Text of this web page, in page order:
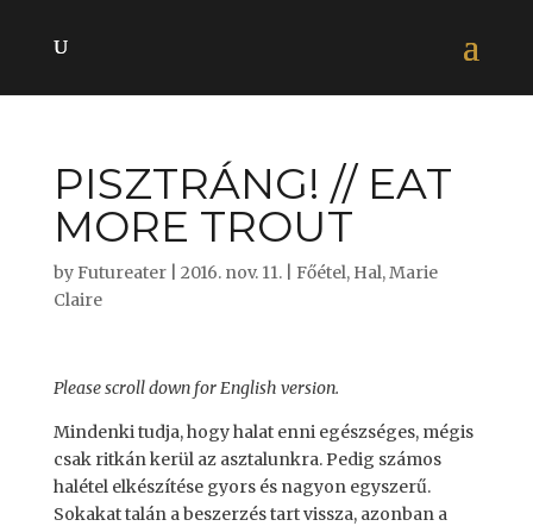
PISZTRÁNG! // EAT
MORE TROUT
by Futureater| 2016. nov. 11.| Főétel, Hal,Marie
Claire
Please scroll down for English version.
Mindenki tudja, hogy halat enni egészséges, mégis
csak ritkán kerül az asztalunkra. Pedig számos
halétel elkészítése gyors és nagyon egyszerű.
Sokakat talán a beszerzés tart vissza, azonban a